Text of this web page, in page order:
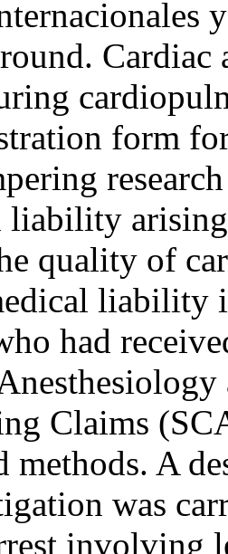
Cardiac
form
liability
quality of
liability
had
Claims
methods. A
was
involving